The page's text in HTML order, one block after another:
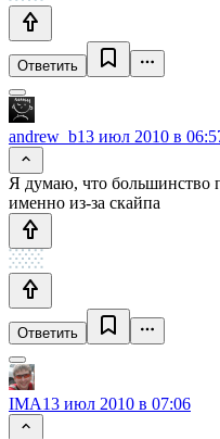
Ответить
andrew_b13 июл 2010 в
Я думаю, что большинство
именно из-за скайпа
Ответить
IMA13 июл 2010 в 07:06